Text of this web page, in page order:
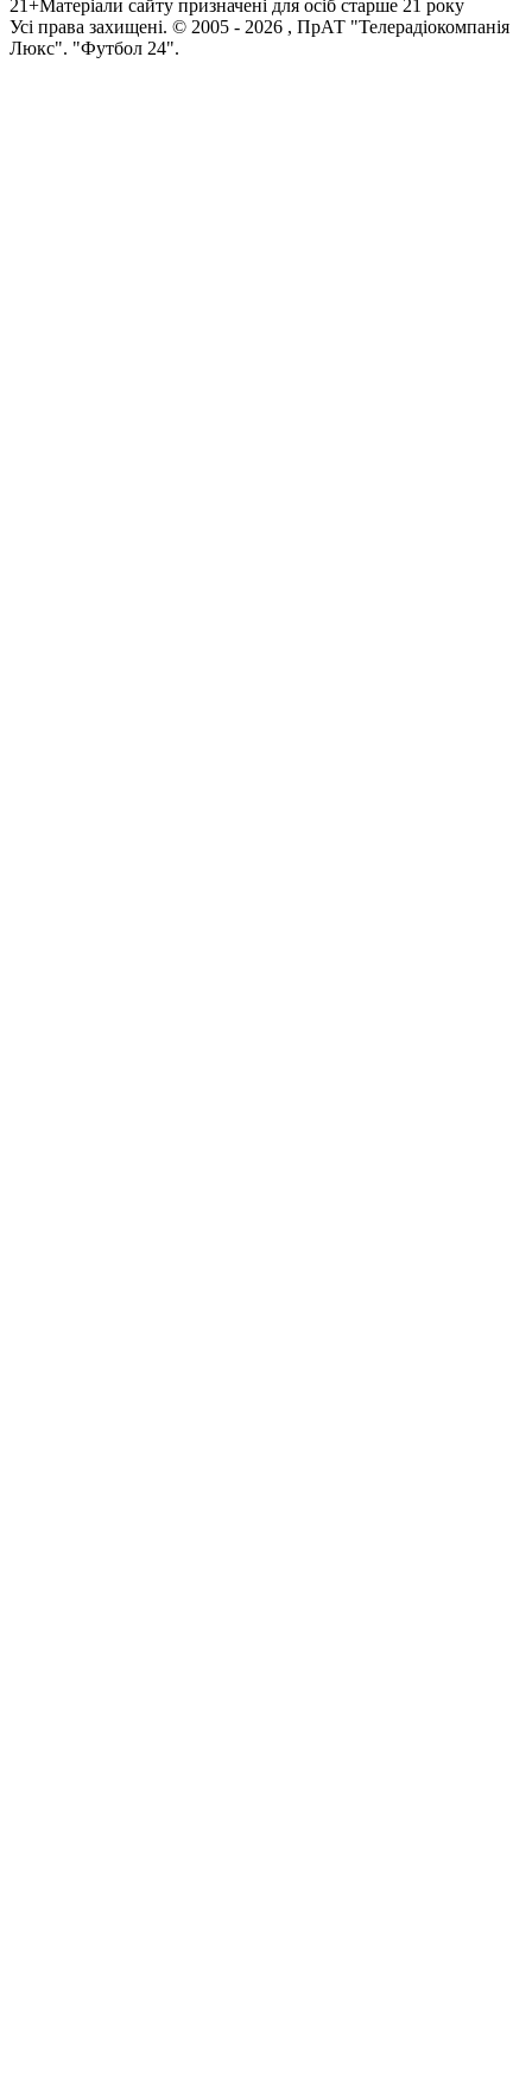
21+Матеріали сайту призначені для осіб старше 21 року
Усi права захищенi. © 2005 - 2026 , ПрАТ "Телерадіокомпанія
Люкс". "Футбол 24".